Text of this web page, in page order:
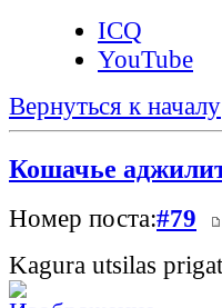
ICQ
YouTube
Вернуться к началу
Кошачье
Номер поста:#79
Kagura utsilas